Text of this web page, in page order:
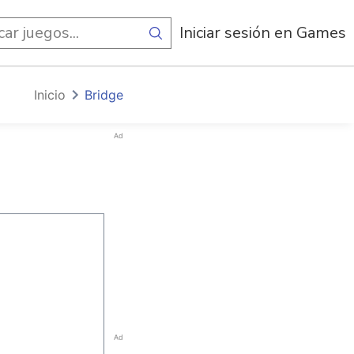
Iniciar sesión en Games
Inicio Bridge
Ad
Ad